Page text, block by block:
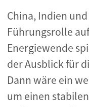
China, Indien
Führungsrolle
Energiewende
der Ausblick für
Dann wäre ein
um einen